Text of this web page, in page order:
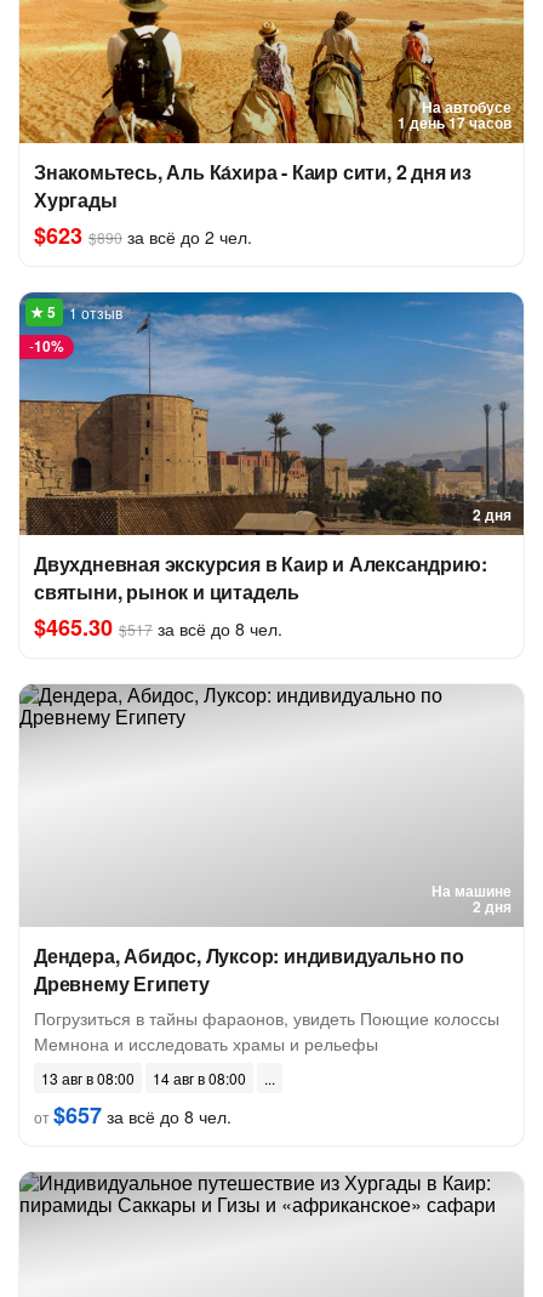
На автобусе
1 день 17 часов
Знакомьтесь, Аль Ка́хира - Каир сити, 2 дня из
Хургады
$623 $890 за всё до 2 чел.
2 дня
-10%
1 отзыв
Двухдневная экскурсия в Каир и Александрию:
святыни, рынок и цитадель
$465.30 $517 за всё до 8 чел.
На машине
2 дня
Дендера, Абидос, Луксор: индивидуально по
Древнему Египету
Погрузиться в тайны фараонов, увидеть Поющие колоссы
Мемнона и исследовать храмы и рельефы
13 авг в 08:00
14 авг в 08:00
от$657 за всё до 8 чел.